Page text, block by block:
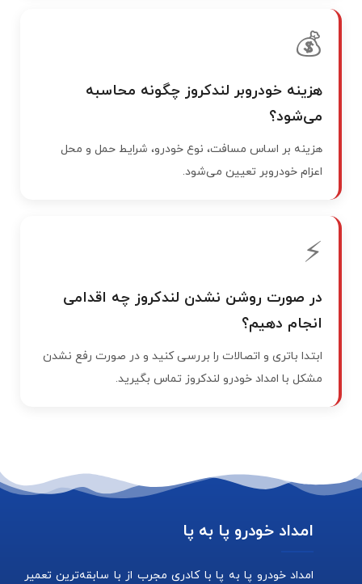
💰
هزینه خودروبر لندکروز چگونه محاسبه
می‌شود؟
هزینه بر اساس مسافت، نوع خودرو، شرایط حمل و محل
اعزام خودروبر تعیین می‌شود.
⚡
در صورت روشن نشدن لندکروز چه اقدامی
انجام دهیم؟
ابتدا باتری و اتصالات را بررسی کنید و در صورت رفع نشدن
مشکل با امداد خودرو لندکروز تماس بگیرید.
امداد خودرو پا به پا
امداد خودرو پا به پا با کادری مجرب از با سابقه‌ترین تعمیر